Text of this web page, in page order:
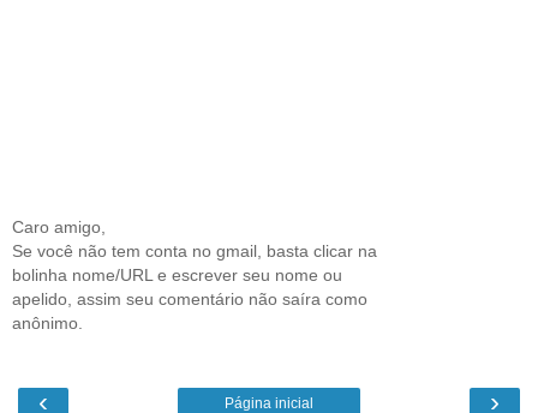
Caro amigo,
Se você não tem conta no gmail, basta clicar na
bolinha nome/URL e escrever seu nome ou
apelido, assim seu comentário não saíra como
anônimo.
‹ ›
Página inicial